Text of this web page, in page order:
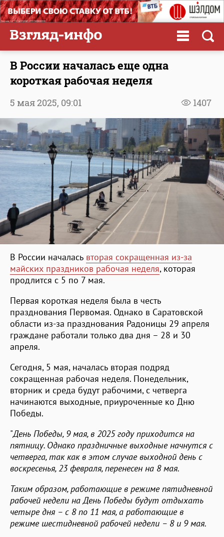
В России началась еще одна
короткая рабочая неделя
1407
5 мая 2025, 09:01
В России началась вторая сокращенная из-за
майских праздников рабочая неделя, которая
продлится с 5 по 7 мая.
Первая короткая неделя была в честь
празднования Первомая. Однако в Саратовской
области из-за празднования Радоницы 29 апреля
граждане работали только два дня – 28 и 30
апреля.
Сегодня, 5 мая, началась вторая подряд
сокращенная рабочая неделя. Понедельник,
вторник и среда будут рабочими, с четверга
начинаются выходные, приуроченные ко Дню
Победы.
"День Победы, 9 мая, в 2025 году приходится на
пятницу. Однако праздничные выходные начнутся с
четверга, так как в этом случае выходной день с
воскресенья, 23 февраля, перенесен на 8 мая.
Таким образом, работающие в режиме пятидневной
рабочей недели на День Победы будут отдыхать
четыре дня – с 8 по 11 мая, а работающие в
режиме шестидневной рабочей недели – 8 и 9 мая.